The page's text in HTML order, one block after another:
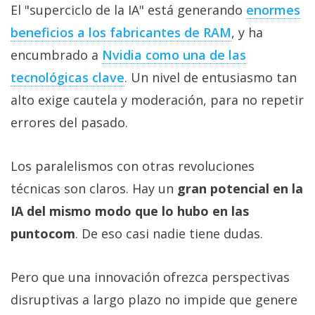
El "superciclo de la IA" está generando enormes
beneficios a los fabricantes de RAM‎, y ha
encumbrado a Nvidia como una de las
tecnológicas clave‎. Un nivel de entusiasmo tan
alto exige cautela y moderación, para no repetir
errores del pasado.
Los paralelismos con otras revoluciones
técnicas son claros. Hay un gran potencial en la
IA del mismo modo que lo hubo en las
puntocom. De eso casi nadie tiene dudas.
Pero que una innovación ofrezca perspectivas
disruptivas a largo plazo no impide que genere